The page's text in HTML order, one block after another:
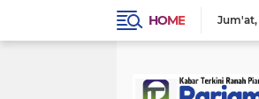
HOME Jum'at